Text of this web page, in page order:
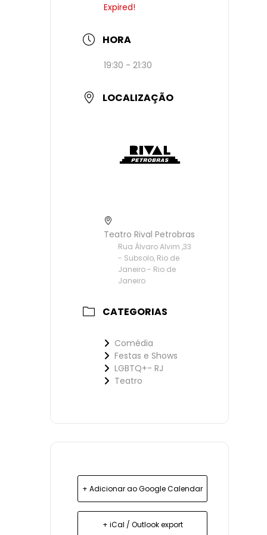
Expired!
HORA
19:30 - 21:30
LOCALIZAÇÃO
Teatro Rival Petrobras
Rua Álvaro Alvim ,33
- Subsolo, Rio de
Janeiro - Rio de
Janeiro
CATEGORIAS
Comédia
Festas e Shows
LGBTQ+- RJ
Teatro
+ Adicionar ao Google Calendar
+ iCal / Outlook export